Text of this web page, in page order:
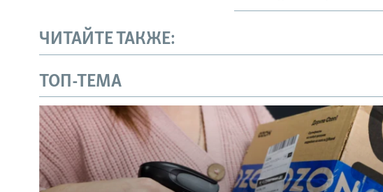
ЧИТАЙТЕ ТАКЖЕ:
ТОП-ТЕМА